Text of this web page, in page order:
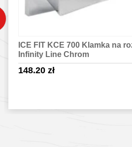
ICE FIT KCE 700 Klamka na
Infinity Line Chrom
148.20 zł